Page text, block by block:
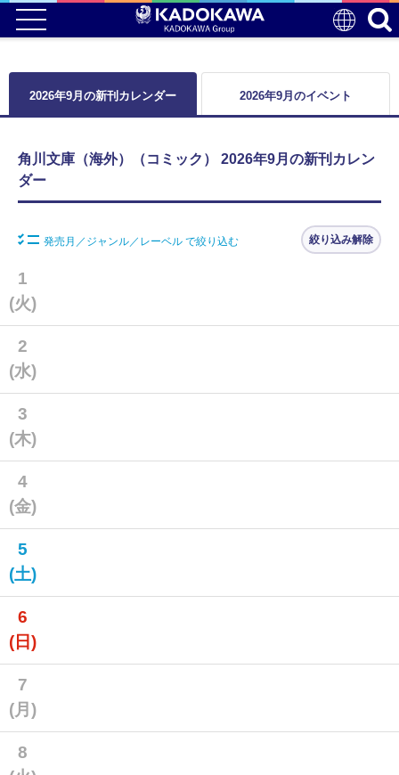
2026年9月の新刊カレンダー 2026年9月のイベント
角川文庫（海外）（コミック） 2026年9月の新刊カレン
ダー
発売月／ジャンル／レーベル で絞り込む 絞り込み解除
1
(火)
2
(水)
3
(木)
4
(金)
5
(土)
6
(日)
7
(月)
8